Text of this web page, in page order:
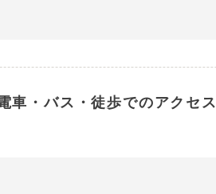
車・バス・徒歩でのアクセ